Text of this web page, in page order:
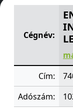
Cégnév:
Cím:
Adószám: